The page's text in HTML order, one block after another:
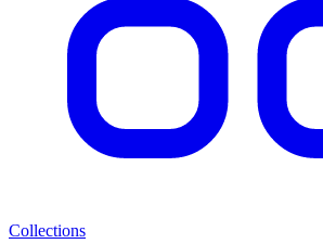
Collections